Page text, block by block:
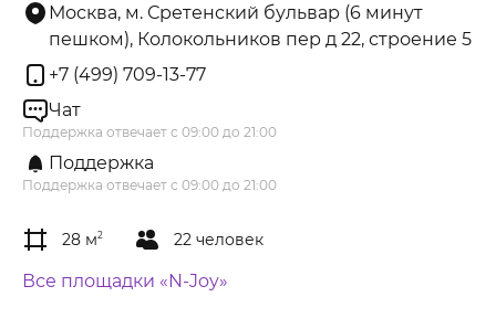
Москва, м. Сретенский бульвар (6 минут
пешком), Колокольников пер д 22, строение 5
+7 (499) 709-13-77
Чат
Поддержка отвечает с 09:00 до 21:00
Поддержка
Поддержка отвечает с 09:00 до 21:00
28 м2 22 человек
Все площадки «N-Joy»